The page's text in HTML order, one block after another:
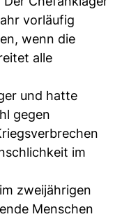
vorläufig
wenn die
alle
und hatte
gegen
im
zweijährigen
Menschen